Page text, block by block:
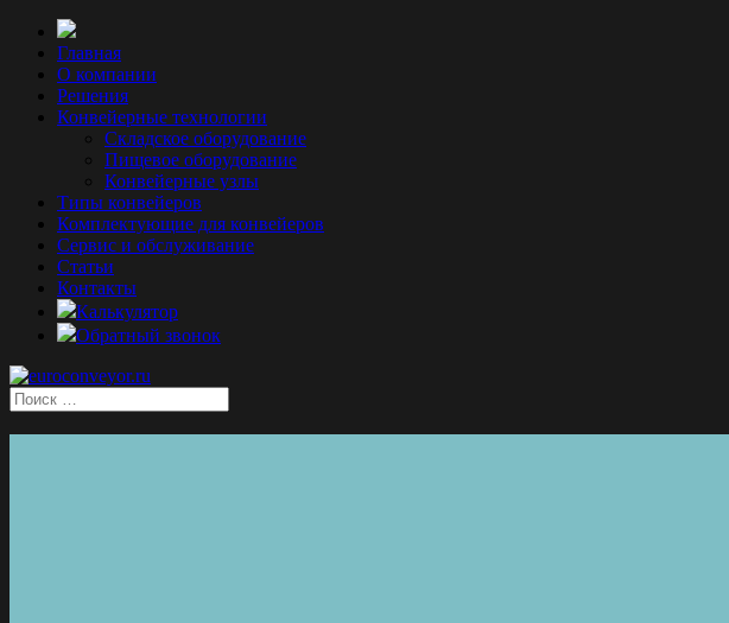
Главная
О компании
Решения
Конвейерные технологии
Складское оборудование
Пищевое оборудование
Конвейерные узлы
Типы конвейеров
Комплектующие для конвейеров
Сервис и обслуживание
Статьи
Контакты
Калькулятор
Обратный звонок